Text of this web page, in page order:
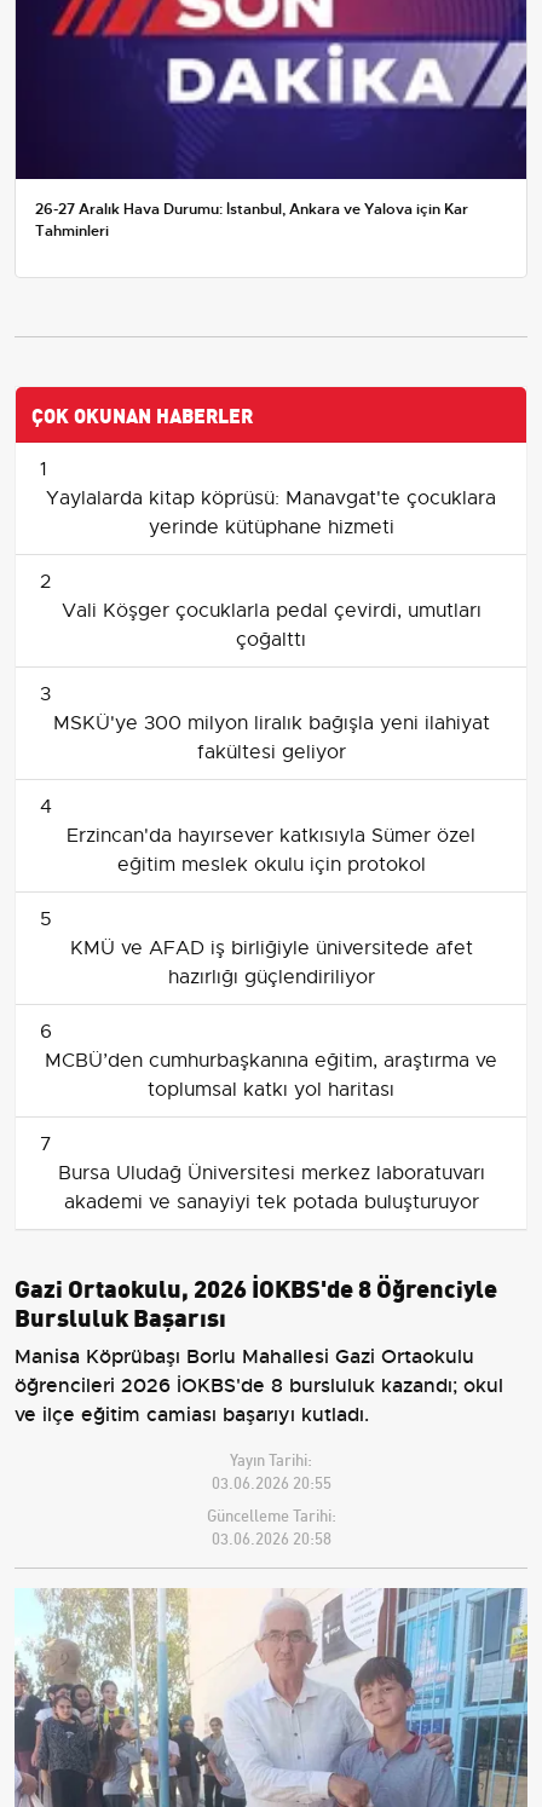
26-27 Aralık Hava Durumu: İstanbul, Ankara ve Yalova için Kar
Tahminleri
ÇOK OKUNAN HABERLER
1
Yaylalarda kitap köprüsü: Manavgat'te çocuklara
yerinde kütüphane hizmeti
2
Vali Köşger çocuklarla pedal çevirdi, umutları
çoğalttı
3
MSKÜ'ye 300 milyon liralık bağışla yeni ilahiyat
fakültesi geliyor
4
Erzincan'da hayırsever katkısıyla Sümer özel
eğitim meslek okulu için protokol
5
KMÜ ve AFAD iş birliğiyle üniversitede afet
hazırlığı güçlendiriliyor
6
MCBÜ’den cumhurbaşkanına eğitim, araştırma ve
toplumsal katkı yol haritası
7
Bursa Uludağ Üniversitesi merkez laboratuvarı
akademi ve sanayiyi tek potada buluşturuyor
Gazi Ortaokulu, 2026 İOKBS'de 8 Öğrenciyle
Bursluluk Başarısı
Manisa Köprübaşı Borlu Mahallesi Gazi Ortaokulu
öğrencileri 2026 İOKBS'de 8 bursluluk kazandı; okul
ve ilçe eğitim camiası başarıyı kutladı.
Yayın Tarihi:
03.06.2026 20:55
Güncelleme Tarihi:
03.06.2026 20:58